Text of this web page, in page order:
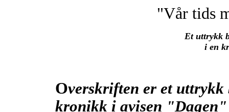
"Vår tids
Et uttrykk
i en
Overskriften er et uttrykk
kronikk i avisen "Dagen"